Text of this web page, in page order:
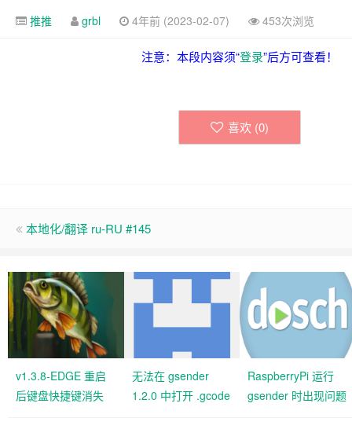
推推 grbl 4年前 (2023-02-07) 453次浏览
注意：本段内容须“登录”后方可查看！
喜欢 (0)
本地化/翻译 ru-RU #145
v1.3.8-EDGE 重启
后键盘快捷键消失
无法在 gsender
1.2.0 中打开 .gcode
RaspberryPi 运行
gsender 时出现问题